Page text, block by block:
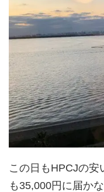
この日もHPCJの
も35,000円に届か